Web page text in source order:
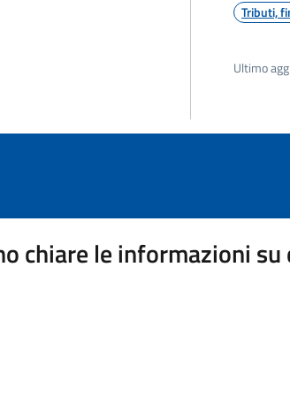
Tributi,
Ultimo
chiare le informazioni su